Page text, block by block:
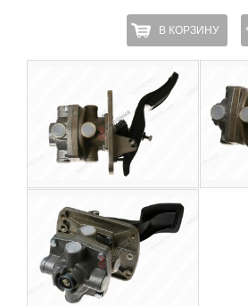
В КОРЗИНУ